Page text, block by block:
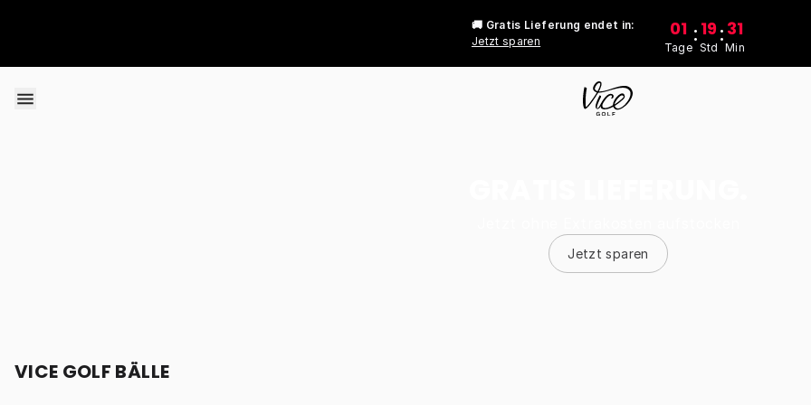
🚚 Gratis Lieferung endet in:
Jetzt sparen
01
Tage
: 19
Std
: 31
Min
Jetzt sparen
VICE GOLF BÄLLE